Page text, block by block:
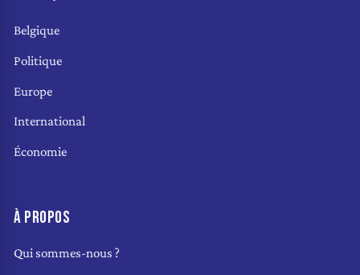
Belgique
Politique
Europe
International
Économie
À PROPOS
Qui sommes-nous ?